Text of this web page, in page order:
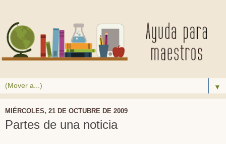
▼
MIÉRCOLES, 21 DE OCTUBRE DE 2009
Partes de una noticia